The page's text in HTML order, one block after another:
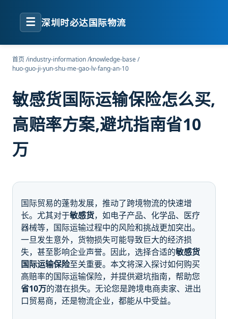
☰ 深圳时必达国际物流
首页/industry-information/knowledge-base/
huo-guo-ji-yun-shu-me-gao-lv-fang-an-10
敏感货国际运输保险怎么买,
高赔率方案,避坑指南省10
万
国际贸易的蓬勃发展，推动了跨境物流的快速增
长。尤其对于敏感货，如电子产品、化学品、医疗
器械等，国际运输过程中的风险和挑战更加突出。
一旦发生意外，货物损失可能导致巨大的经济损
失，甚至影响企业声誉。因此，选择合适的敏感货
国际运输保险至关重要。本文将深入探讨如何购买
高赔率的国际运输保险，并提供避坑指南，帮助您
省10万的潜在损失。无论您是跨境电商卖家、进出
口贸易商，还是物流企业，都能从中受益。